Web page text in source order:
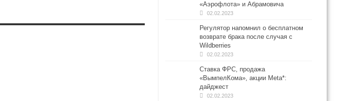
«Аэрофлота» и Абрамовича
02.02.2023
Регулятор напомнил о бесплатном
возврате брака после случая с
Wildberries
02.02.2023
Ставка ФРС, продажа
«ВымпелКома», акции Meta*:
дайджест
02.02.2023